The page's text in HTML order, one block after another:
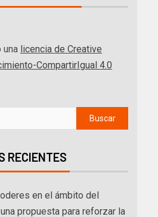
una licencia de Creative
CompartirIgual 4.0
RECIENTES
en el ámbito del
propuesta para reforzar la